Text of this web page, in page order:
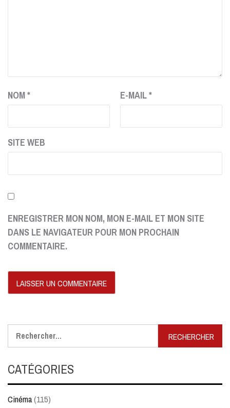
NOM* E-MAIL*
SITE WEB
ENREGISTRER MON NOM, MON E-MAIL ET MON SITE
DANS LE NAVIGATEUR POUR MON PROCHAIN
COMMENTAIRE.
Rechercher :
CATÉGORIES
Cinéma(115)